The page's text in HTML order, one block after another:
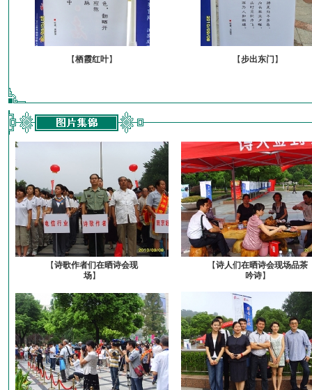
【栖霞红叶】 【步出东门 】
【诗歌作者们在晒诗会现
场】
【诗人们在晒诗会现场品茶
吟诗】